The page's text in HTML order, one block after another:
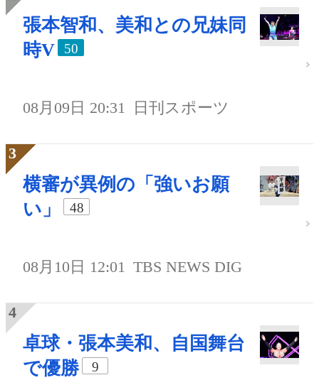
張本智和、美和との兄妹同
時V
50
08月09日 20:31 日刊スポーツ
横審が異例の「強いお願
い」
48
08月10日 12:01 TBS NEWS DIG
卓球・張本美和、自国舞台
で優勝
9